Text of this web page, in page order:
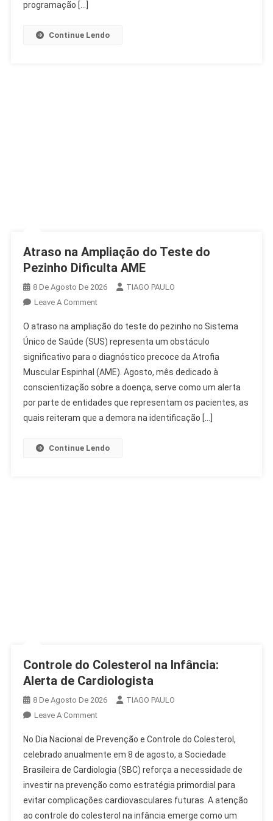
programação […]
Continue Lendo
Atraso na Ampliação do Teste do
Pezinho Dificulta AME
8 De Agosto De 2026
TIAGO PAULO
Leave A CommentOn
Na
Ampliação
Do
Teste
Do
Pezinho
Dificulta
O atraso na ampliação do teste do pezinho no Sistema
Único de Saúde (SUS) representa um obstáculo
significativo para o diagnóstico precoce da Atrofia
Muscular Espinhal (AME). Agosto, mês dedicado à
conscientização sobre a doença, serve como um alerta
por parte de entidades que representam os pacientes, as
quais reiteram que a demora na identificação […]
Continue Lendo
Controle do Colesterol na Infância:
Alerta de Cardiologista
8 De Agosto De 2026
TIAGO PAULO
Leave A CommentOn
Do
Colesterol
Na
Infância:
Alerta
De
No Dia Nacional de Prevenção e Controle do Colesterol,
celebrado anualmente em 8 de agosto, a Sociedade
Brasileira de Cardiologia (SBC) reforça a necessidade de
investir na prevenção como estratégia primordial para
evitar complicações cardiovasculares futuras. A atenção
ao controle do colesterol na infância emerge como um